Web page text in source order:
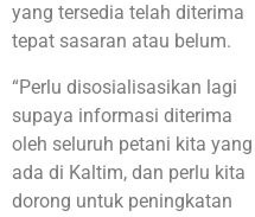
yang tersedia telah diterima
tepat sasaran atau belum.
“Perlu disosialisasikan lagi
supaya informasi diterima
oleh seluruh petani kita yang
ada di Kaltim, dan perlu kita
dorong untuk peningkatan